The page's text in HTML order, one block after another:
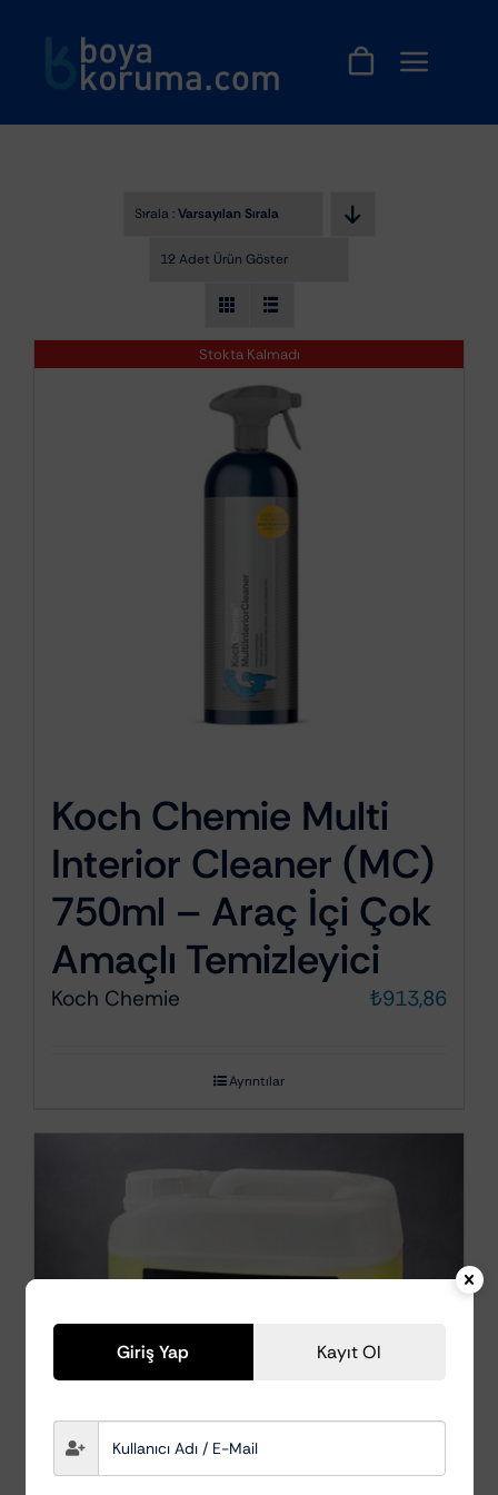
Sırala :Varsayılan Sıralama
12 Adet Ürün Göster
Stokta Kalmadı
Koch Chemie Multi
Interior Cleaner (MC)
750ml – Araç İçi Çok
Amaçlı Temizleyici
Koch Chemie ₺913,86
Ayrıntılar
Giriş Yap Kayıt Ol